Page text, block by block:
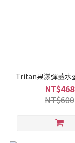
Tritan果漾彈蓋水
NT$468
NT$600